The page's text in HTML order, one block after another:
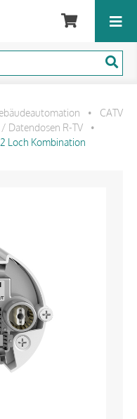
•
CATV
Datendosen R-TV
•
Loch Kombination